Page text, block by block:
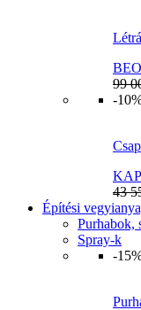
99
-
43
Építési
Purhabok,
Spray-k
-